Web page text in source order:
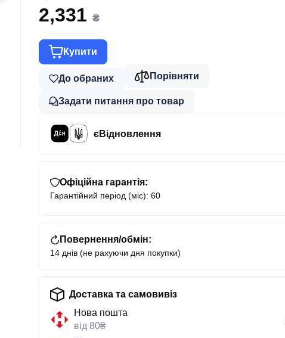
2,331 ₴
Купити
До обраних Порівняти
Задати питання про товар
єВідновлення
Офіційна гарантія:
Гарантійний період (міс): 60
Повернення/обмін:
14 днів (не рахуючи дня покупки)
Доставка та самовивіз
Нова пошта
від 80₴